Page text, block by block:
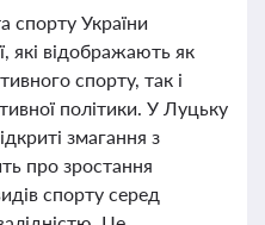
спорту України
які відображають як
спорту, так і
політики. У Луцьку
змагання з
про зростання
спорту серед